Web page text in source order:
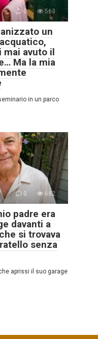
0 563
un
mai avuto il
Ma la mia
in un parco
0 682
padre era
davanti a
si trovava
senza
aprissi il suo garage